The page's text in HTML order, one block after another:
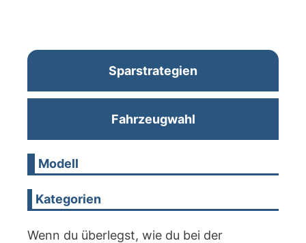
Sparstrategien
Fahrzeugwahl
Modell
Kategorien
Wenn du überlegst, wie du bei der